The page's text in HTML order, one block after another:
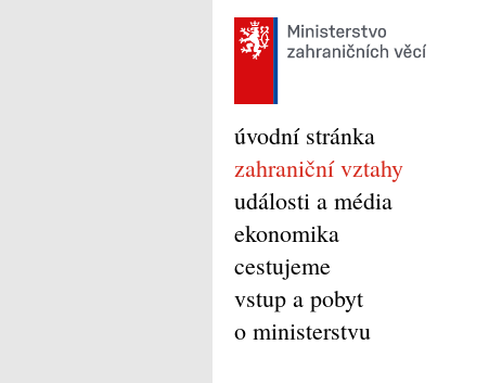
úvodní stránka
zahraniční vztahy
události a média
ekonomika
cestujeme
vstup a pobyt
o ministerstvu